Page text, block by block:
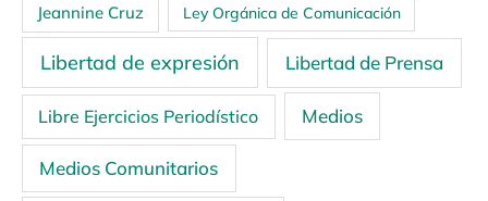
Jeannine Cruz Ley Orgánica de Comunicación
Libertad de expresión Libertad de Prensa
Libre Ejercicios Periodístico Medios
Medios Comunitarios